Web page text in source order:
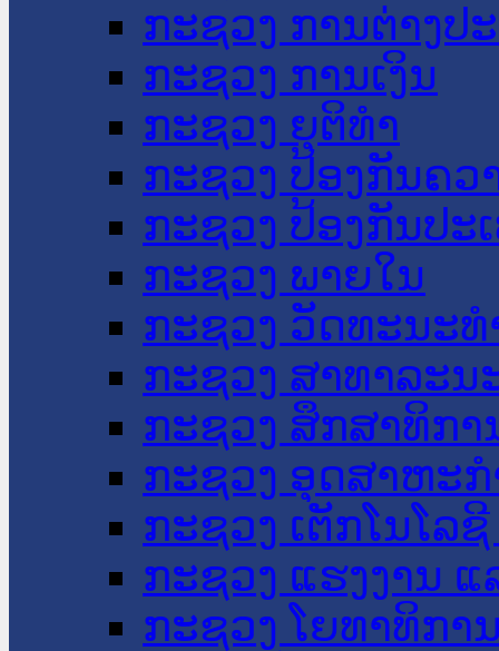
ກະຊວງ ການຕ່າງປ
ກະຊວງ ການເງິນ
ກະຊວງ ຍຸຕິທໍາ
ກະຊວງ ປ້ອງກັນຄວ
ກະຊວງ ປ້ອງກັນປະ
ກະຊວງ ພາຍໃນ
ກະຊວງ ວັດທະນະ
ກະຊວງ ສາທາລະນ
ກະຊວງ ສຶກສາທິກາ
ກະຊວງ ອຸດສາຫະ
ກະຊວງ ເຕັກໂນໂລ
ກະຊວງ ແຮງງານ
ກະຊວງ ໂຍທາທິກາ